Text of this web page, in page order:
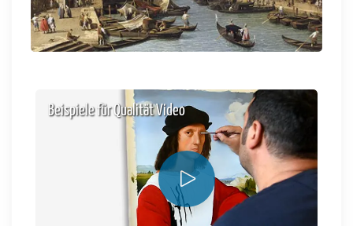
Beispiele für Qualität Video